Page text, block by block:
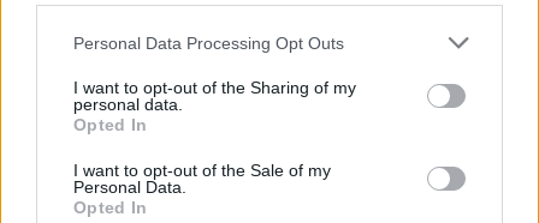
Please note that this website/app uses one or more Google
not limited to your visit or usage behaviour. You may click to
grant or deny consent to Google and its third-party tags to
use your data for below specified purposes in below Google
consent section.
Personal Data Processing Opt Outs
I want to opt-out of the Sharing of my
personal data.
Opted In
I want to opt-out of the Sale of my
Personal Data.
Opted In